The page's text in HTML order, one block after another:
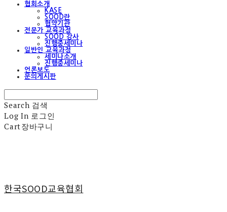
협회소개
KASE
SOOD란
협약기관
전문가 교육과정
SOOD 강사
진행중세미나
일반인 교육과정
세미나소개
진행중세미나
언론보도
문의게시판
Search 검색
Log In 로그인
Cart장바구니
한국SOOD교육협회